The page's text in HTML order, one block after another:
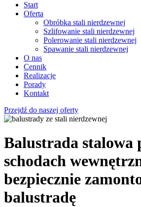
Start
Oferta
Obróbka stali nierdzewnej
Szlifowanie stali nierdzewnej
Polerowanie stali nierdzewnej
Spawanie stali nierdzewnej
O nas
Cennik
Realizacje
Porady
Kontakt
Przejdź do naszej oferty
Balustrada stalowa
schodach
bezpiecznie
balustradę